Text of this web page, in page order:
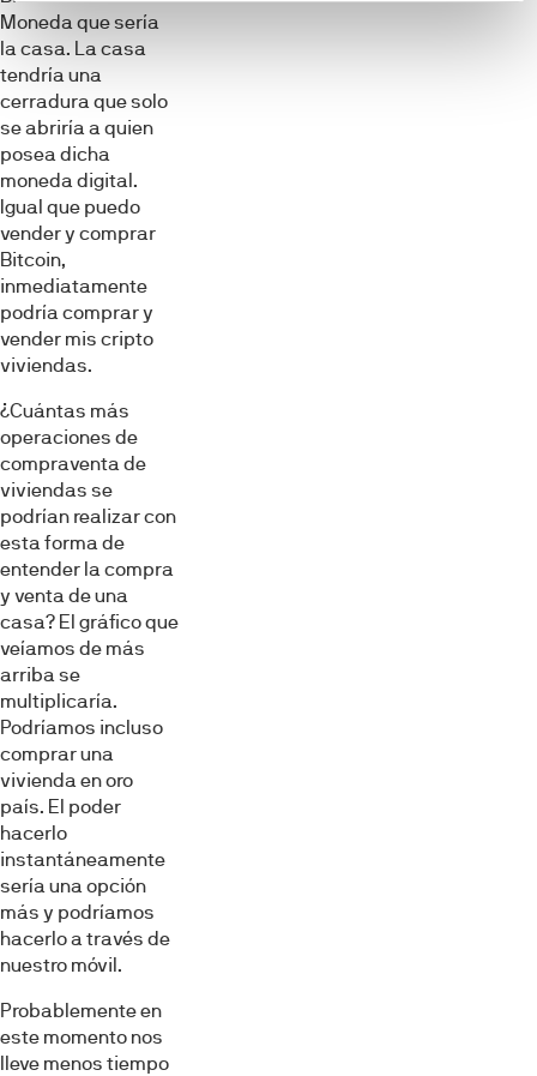
Moneda que sería
la casa. La casa
tendría una
cerradura que solo
se abriría a quien
posea dicha
moneda digital.
Igual que puedo
vender y comprar
Bitcoin,
inmediatamente
podría comprar y
vender mis cripto
viviendas.
¿Cuántas más
operaciones de
compraventa de
viviendas se
podrían realizar con
esta forma de
entender la compra
y venta de una
casa? El gráfico que
veíamos de más
arriba se
multiplicaría.
Podríamos incluso
comprar una
vivienda en oro
país. El poder
hacerlo
instantáneamente
sería una opción
más y podríamos
hacerlo a través de
nuestro móvil.
Probablemente en
este momento nos
lleve menos tiempo